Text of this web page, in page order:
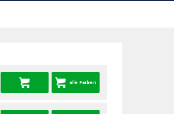
alle Farben